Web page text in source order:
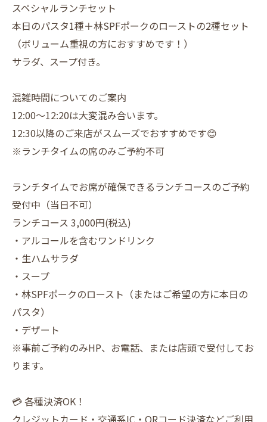
スペシャルランチセット
本日のパスタ1種＋林SPFポークのローストの2種セット
（ボリューム重視の方におすすめです！）
サラダ、スープ付き。
混雑時間についてのご案内
12:00～12:20は大変混み合います。
12:30以降のご来店がスムーズでおすすめです😊
※ランチタイムの席のみご予約不可
ランチタイムでお席が確保できるランチコースのご予約
受付中（当日不可）
ランチコース 3,000円(税込)
・アルコールを含むワンドリンク
・生ハムサラダ
・スープ
・林SPFポークのロースト（またはご希望の方に本日の
パスタ）
・デザート
※事前ご予約のみHP、お電話、または店頭で受付してお
ります。
💳 各種決済OK！
クレジットカード・交通系IC・QRコード決済などご利用